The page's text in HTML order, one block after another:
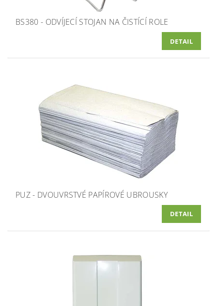
BS380 - ODVÍJECÍ STOJAN NA ČISTÍCÍ ROLE
DETAIL
PUZ - DVOUVRSTVÉ PAPÍROVÉ UBROUSKY
DETAIL